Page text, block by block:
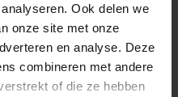
Ook delen we
onze site met onze
en analyse. Deze
combineren met andere
of die ze hebben
PHANTOM